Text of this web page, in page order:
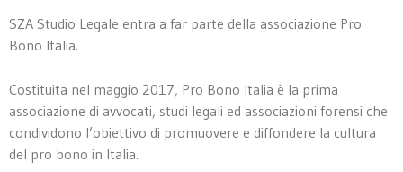
SZA Studio Legale entra a far parte della associazione Pro
Bono Italia.
Costituita nel maggio 2017, Pro Bono Italia è la prima
associazione di avvocati, studi legali ed associazioni forensi che
condividono l’obiettivo di promuovere e diffondere la cultura
del pro bono in Italia.